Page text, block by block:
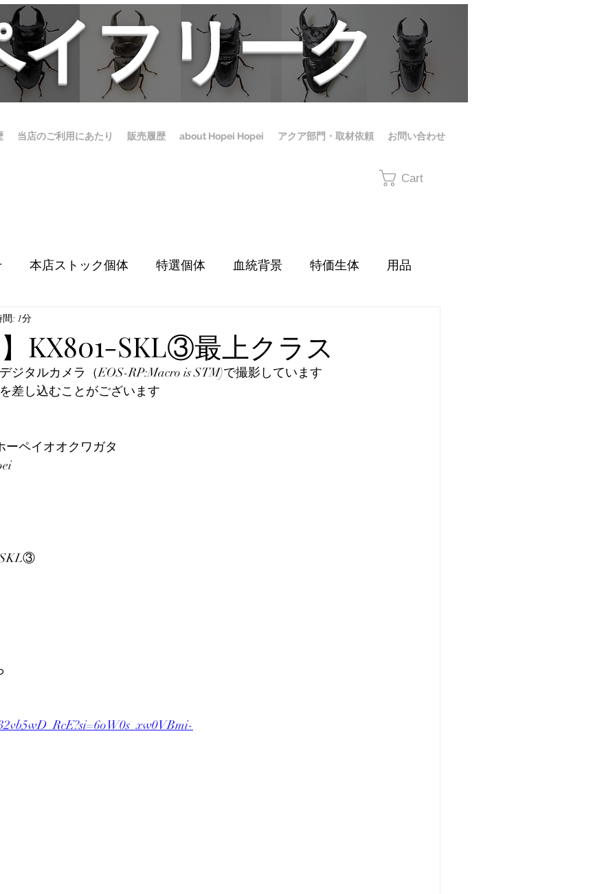
イフリーク
Cart
当店のご利用にあたり 販売履歴 about Hopei Hopei アクア部門・取材依頼 お問い合わせ
本店ストック個体 特選個体 血統背景 特価生体 用品
育方法
自己満足写真 The Hopei Awards 2024 Hopei of the Year 2025
】KX801-SKL③最上クラス
: 1分
ジタルカメラ（EOS-RP:Macro is STM)で撮影しています
差し込むことがございます
ペイオオクワガタ